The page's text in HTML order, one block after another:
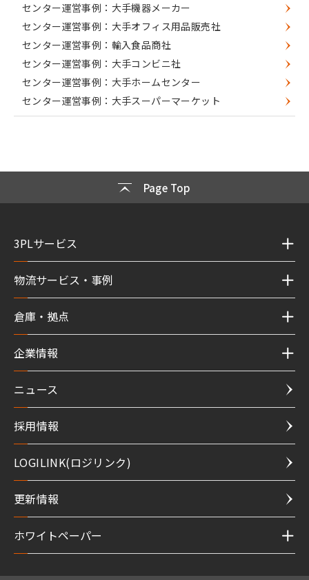
センター運営事例：大手機器メーカー
センター運営事例：大手オフィス用品販売社
センター運営事例：輸入食品商社
センター運営事例：大手コンビニ社
センター運営事例：大手ホームセンター
センター運営事例：大手スーパーマーケット
Page Top
3PLサービス
物流サービス・事例
倉庫・拠点
企業情報
ニュース
採用情報
LOGILINK(ロジリンク)
更新情報
ホワイトペーパー